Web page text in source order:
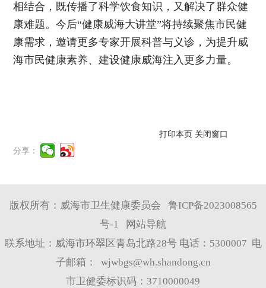
相结合，既传播了科学饮食知识，又解决了群众健
康难题。今后“健康威海大讲堂”将持续聚焦市民健
康需求，邀请更多专家开展科普与义诊，为提升威
海市民健康素养、建设健康威海注入更多力量。
打印本页 关闭窗口
分享：
版权所有：威海市卫生健康委员会
鲁ICP备2023008565
号-1
网站导航
联系地址：威海市环翠区青岛北路28号 电话：5300007 电
子邮箱：
wjwbgs@wh.shandong.cn
市卫健委标识码：3710000049